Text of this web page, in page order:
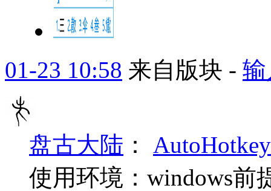
01-23 10:58 来自版块 -
盘古大陆 ：
使用环境：windows前